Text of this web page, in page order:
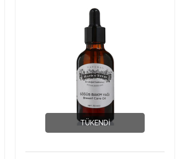
TÜKENDI